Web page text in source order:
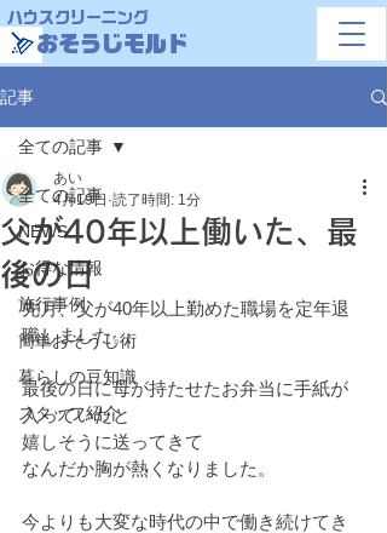
ハウスクリーニング
おそうじモルド
記事
全ての記事
NEWS
お得な情報
施行事例
簡単おそうじ術
暮らしの豆知識
スタッフ紹介
全ての記事
父が40年以上働いた、最
後の日
あい
4月19日 読了時間: 1分
先月、父が40年以上勤めた職場を定年退
職しました。
最後の日に母が持たせたお弁当に手紙が
入っていたと
嬉しそうに送ってきて
なんだか胸が熱くなりました。
今よりも大変な時代の中で働き続けてき